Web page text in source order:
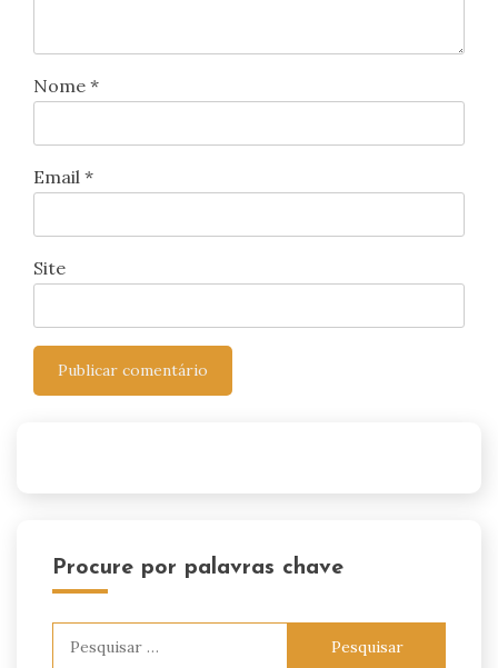
Nome *
Email *
Site
Procure por palavras chave